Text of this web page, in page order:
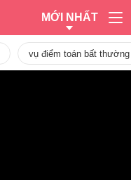
MỚI NHẤT
vụ điểm toán bất